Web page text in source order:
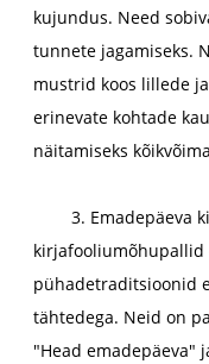
kujundus. Need
tunnete jagamiseks.
mustrid koos lillede
erinevate kohtade
näitamiseks
3. Emadepäeva
kirjafooliumõhupallid
pühadetraditsioonid
tähtedega. Neid on
"Head emadepäeva"